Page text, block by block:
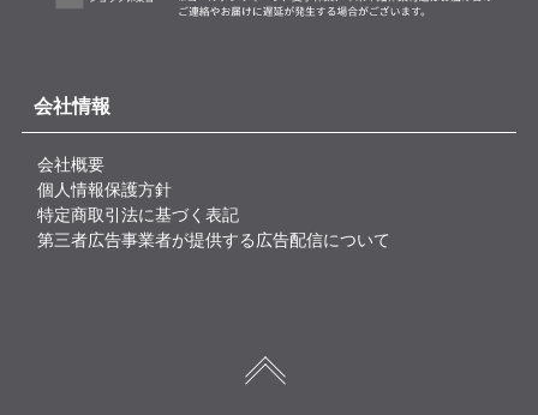
会社情報
会社概要
個人情報保護方針
特定商取引法に基づく表記
第三者広告事業者が提供する広告配信について